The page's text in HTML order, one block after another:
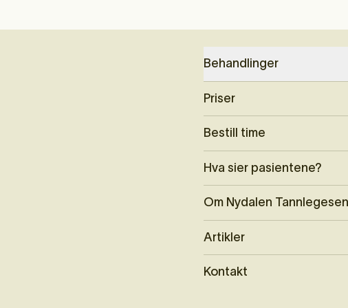
Behandlinger
Priser
Bestill time
Hva sier pasientene?
Om Nydalen
Artikler
Kontakt